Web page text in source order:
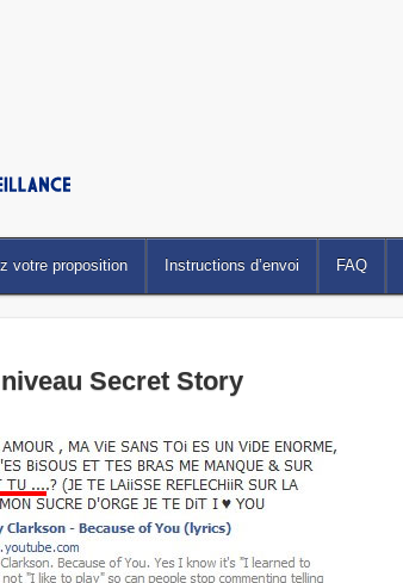
votre proposition Instructions d’envoi FAQ
Secret Story